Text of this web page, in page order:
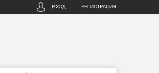
ВХОД РЕГИСТРАЦИЯ